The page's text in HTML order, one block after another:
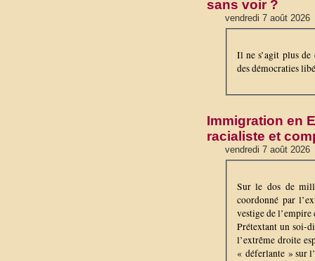
sans voir ?
vendredi 7 août 2026
Il ne s’agit plus
des démocraties
Immigration en
racialiste et
vendredi 7 août 2026
Sur le dos de
coordonné par
vestige de
Prétextant un soi-
l’extrême droite
« déferlante » sur